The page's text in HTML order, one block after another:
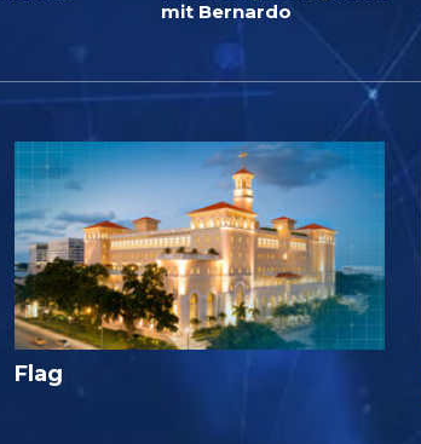
mit Bernardo
Flag